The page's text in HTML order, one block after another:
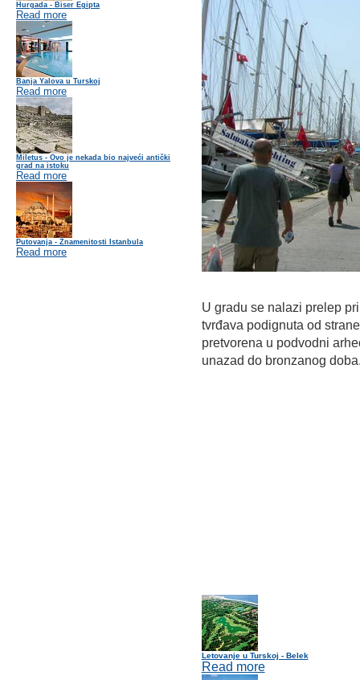
Hurgada - Biser Egipta
Read more
Banja Yalova u Turskoj
Read more
Miletus - Ovo je nekada bio najveći antički
grad na istoku
Read more
Putovanja - Znamenitosti Istanbula
Read more
U gradu se nalazi prelep
tvrđava podignuta od
pretvorena u podvodni
unazad do bronzanog
Letovanje u Turskoj - Belek
Read more